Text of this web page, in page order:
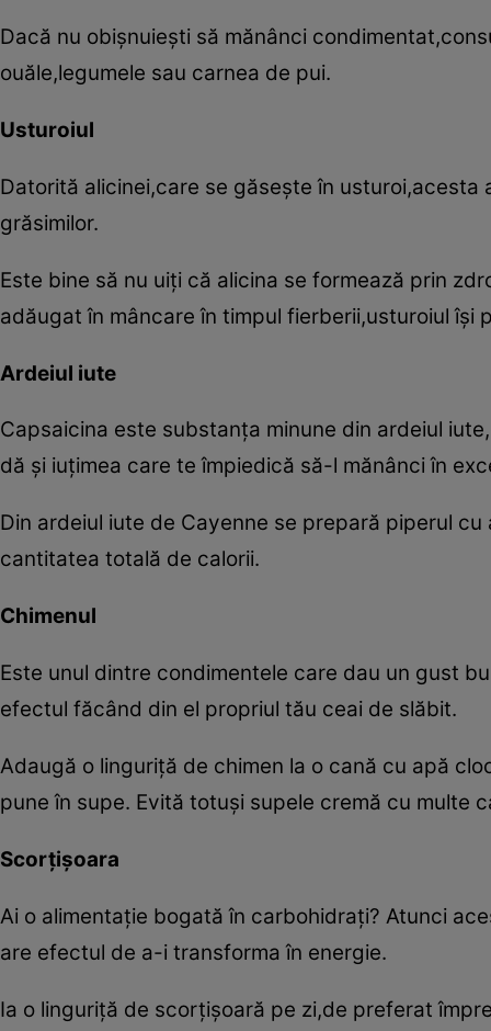
Dacă nu obişnuieşti să mănânci
ouăle,legumele sau carnea de pui.
Usturoiul
Datorită alicinei,care se găseşte în
grăsimilor.
Este bine să nu uiţi că alicina se formează prin
adăugat în mâncare în timpul fierberii,usturoiul îşi
Ardeiul iute
Capsaicina este substanţa minune din ardeiul
dă şi iuţimea care te împiedică să-l mănânci în
Din ardeiul iute de Cayenne se prepară piperul
cantitatea totală de calorii.
Chimenul
Este unul dintre condimentele care dau un gust
efectul făcând din el propriul tău ceai de slăbit.
Adaugă o linguriţă de chimen la o cană cu apă
pune în supe. Evită totuşi supele cremă cu multe
Scorţişoara
Ai o alimentaţie bogată în carbohidraţi? Atunci
are efectul de a-i transforma în energie.
Ia o linguriţă de scorţişoară pe zi,de preferat